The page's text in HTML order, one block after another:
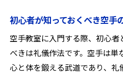
空手が日常生活に与
空手を通して得られ
空手教室の魅力！熊本県
する価値
初心者が知っておくべき空手
空手教室に入門する際、初心者
べきは礼儀作法です。空手は単
心と体を鍛える武道であり、礼